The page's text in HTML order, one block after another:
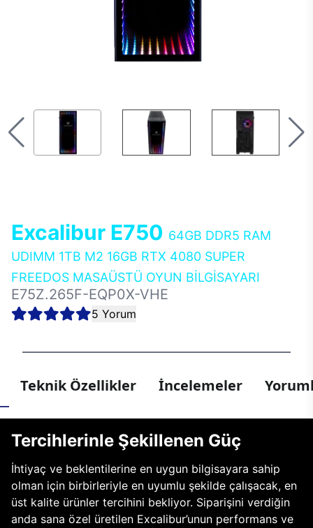
Excalibur E750 64GB DDR5 RAM
UDIMM 1TB M2 16GB RTX 4080 SUPER
FREEDOS MASAÜSTÜ OYUN BİLGİSAYARI
E75Z.265F-EQP0X-VHE
5 Yorum
Teknik Özellikler İncelemeler
Tercihlerinle Şekillenen Güç
İhtiyaç ve beklentilerine en uygun bilgisayara sahip
olman için birbirleriyle en uyumlu şekilde çalışacak, en
üst kalite ürünler tercihini bekliyor. Siparişini verdiğin
anda sana özel üretilen Excalibur’unun performans ve